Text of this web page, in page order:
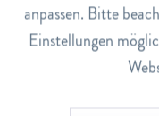
Bewertungen 0
Bewertungen lesen,
anpassen. Bitte
Einstellungen